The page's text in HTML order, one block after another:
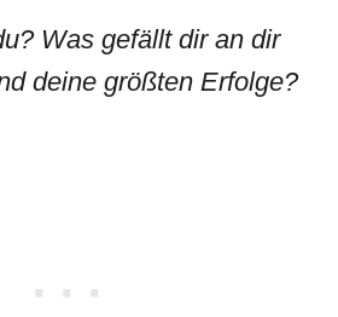
Was gefällt dir an dir
deine größten Erfolge?